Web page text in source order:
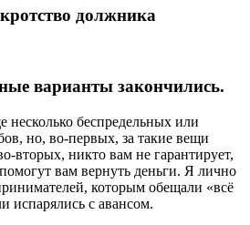
должника
варианты закончились.
несколько беспредельных или
но, во-первых, за такие вещи
вторых, никто вам не гарантирует,
вам вернуть деньги. Я лично
которым обещали «всё
испарялись с авансом.